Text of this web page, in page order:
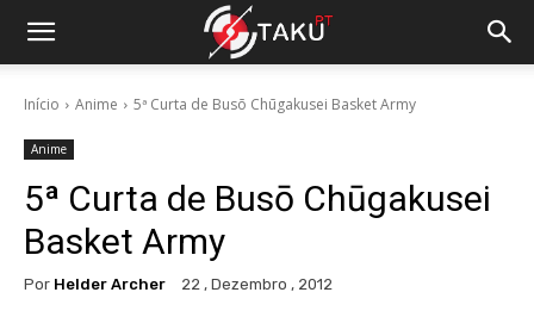
Início Anime 5ª Curta de Busō Chūgakusei Basket Army
Anime
5ª Curta de Busō Chūgakusei
Basket Army
Por Helder Archer 22 , Dezembro , 2012